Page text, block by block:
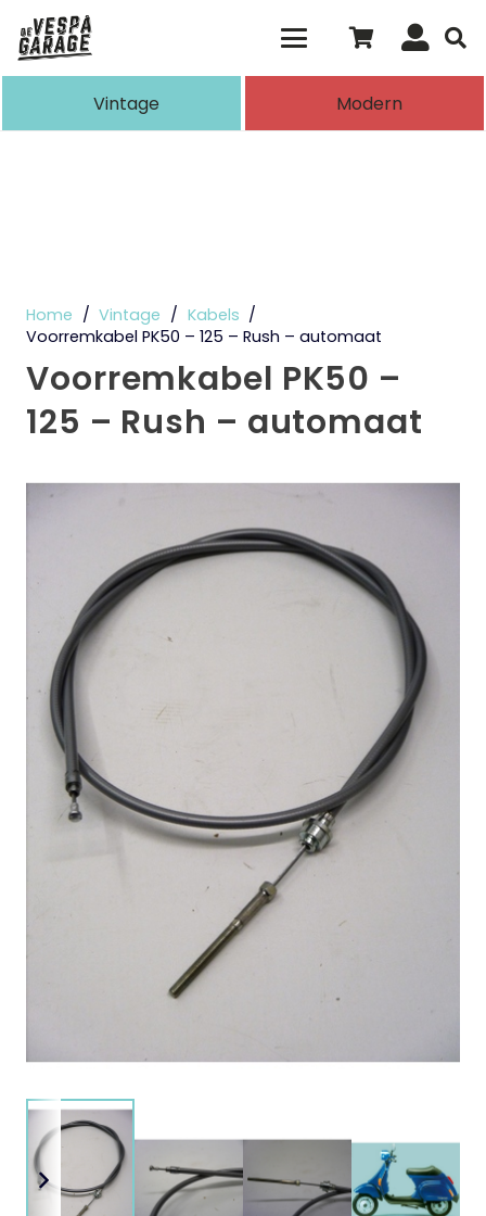
de resultaten voor automatisch
Vintage Modern
Home / Vintage / Kabels /
Voorremkabel PK50 – 125 – Rush – automaat
Voorremkabel PK50 –
125 – Rush – automaat